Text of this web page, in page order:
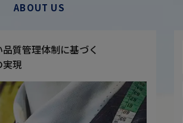
ABOUT US
質管理体制に基づく
実現